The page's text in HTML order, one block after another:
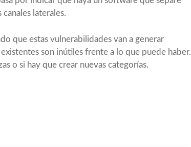
laterales.
que estas vulnerabilidades van a generar
son inútiles frente a lo que puede haber.
o si hay que crear nuevas categorías.